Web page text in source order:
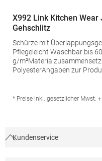
X992 Link Kitchen
Gehschlitz
Schürze mit Überlappungsgehschlitz In 2/1
Pflegeleicht Waschbar bis 60 °CGrammatur: 300
g/
PolyesterAngaben zur
Deventerstraat 4 7575EM
info@halink.nl
* Preise inkl. gesetzlicher Mwst. +
Kundenservice